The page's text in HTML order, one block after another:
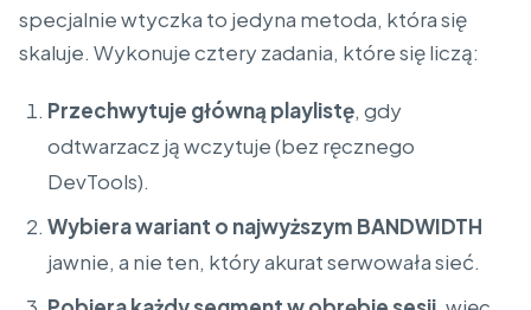
specjalnie wtyczka to jedyna metoda, która się
skaluje. Wykonuje cztery zadania, które się liczą:
Przechwytuje główną playlistę, gdy
odtwarzacz ją wczytuje (bez ręcznego
DevTools).
Wybiera wariant o najwyższym BANDWIDTH
jawnie, a nie ten, który akurat serwowała sieć.